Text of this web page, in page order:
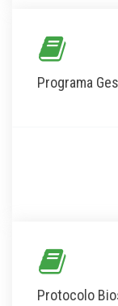
Programa
Protocolo